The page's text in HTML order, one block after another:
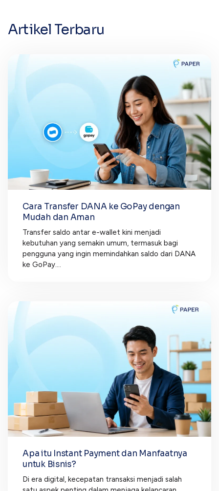
Artikel Terbaru
Cara Transfer DANA ke GoPay dengan
Mudah dan Aman
Transfer saldo antar e-wallet kini menjadi
kebutuhan yang semakin umum, termasuk bagi
pengguna yang ingin memindahkan saldo dari DANA
ke GoPay....
Apa itu Instant Payment dan Manfaatnya
untuk Bisnis?
Di era digital, kecepatan transaksi menjadi salah